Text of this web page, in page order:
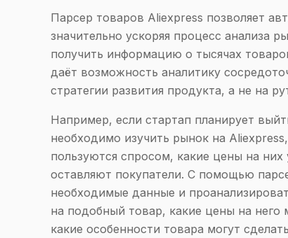
Парсер товаров Aliexpress позволяет
значительно ускоряя процесс
получить информацию о тысячах
даёт возможность аналитику
стратегии развития продукта, а не на
Например, если стартап планирует
необходимо изучить рынок на
пользуются спросом, какие цены на
оставляют покупатели. С помощью
необходимые данные и
на подобный товар, какие цены на него
какие особенности товара могут